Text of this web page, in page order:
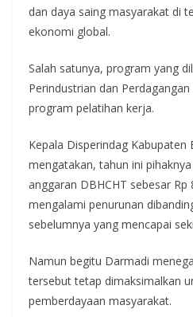
dan daya saing masyarakat di
ekonomi global.
Salah satunya, program yang
Perindustrian dan
program pelatihan kerja.
Kepala Disperindag Kabupaten
mengatakan, tahun ini
anggaran DBHCHT sebesar Rp
mengalami penurunan
sebelumnya yang mencapai
Namun begitu Darmadi
tersebut tetap dimaksimalkan
pemberdayaan masyarakat.